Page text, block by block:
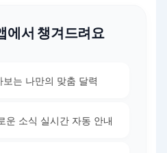
에서 챙겨드려요
는 나만의 맞춤 달력
운 소식 실시간 자동 안내